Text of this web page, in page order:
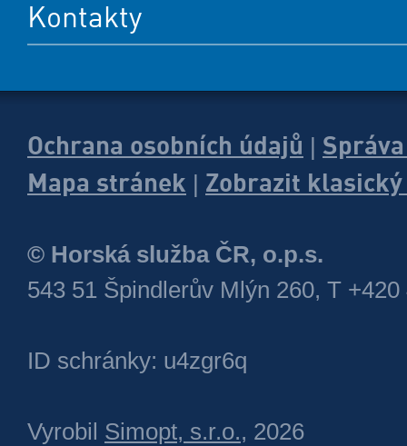
Kontakty
Ochrana osobních údajů
Mapa stránek
Zobrazit
© Horská služba ČR, o.p.s.
543 51 Špindlerův Mlýn 260, T +420
ID schránky: u4zgr6q
Vyrobil Simopt, s.r.o., 2026